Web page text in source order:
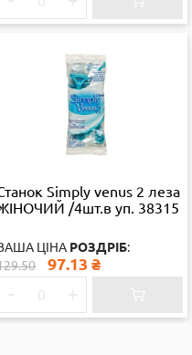
Simply venus 2 леза
/4шт.в уп. 38315
ЦІНА РОЗДРІБ:
97.13 ₴